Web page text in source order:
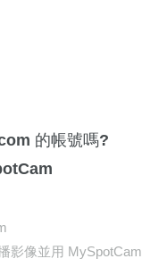
的帳號嗎?
影像並用 MySpotCam